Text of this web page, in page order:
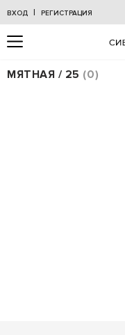
ВХОД | РЕГИСТРАЦИЯ
МЯТНАЯ / 25 0